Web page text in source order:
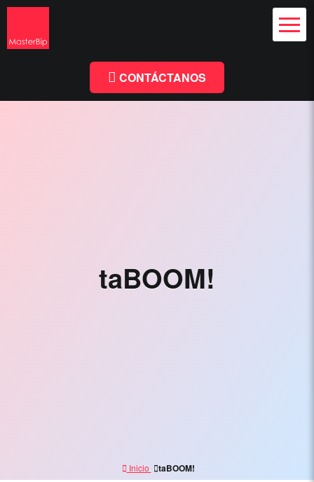
Diseño Web
Web
-
Wordpress,
CONTÁCTANOS
taBOOM!
Inicio taBOOM!